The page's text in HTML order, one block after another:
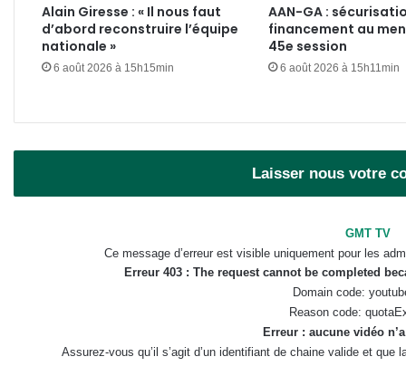
Alain Giresse : « Il nous faut
d’abord reconstruire l’équipe
nationale »
6 août 2026 à 15h15min
AAN-GA :
financement au
45e session
6 août 2026 à 15h11min
Laisser nous votre
GMT TV
Ce message d’erreur est visible uniquement pour les
Erreur 403 : The request cannot be completed
Domain code:
Reason code:
Erreur : aucune vidéo
Assurez-vous qu’il s’agit d’un identifiant de chaine valide et